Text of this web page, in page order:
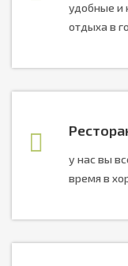
удобные и
отдыха в
у нас вы
время в